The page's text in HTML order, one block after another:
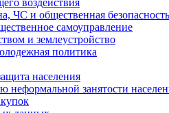
воздействия
ЧС и общественная безопасность
самоуправление
и землеустройство
политика
населения
неформальной занятости